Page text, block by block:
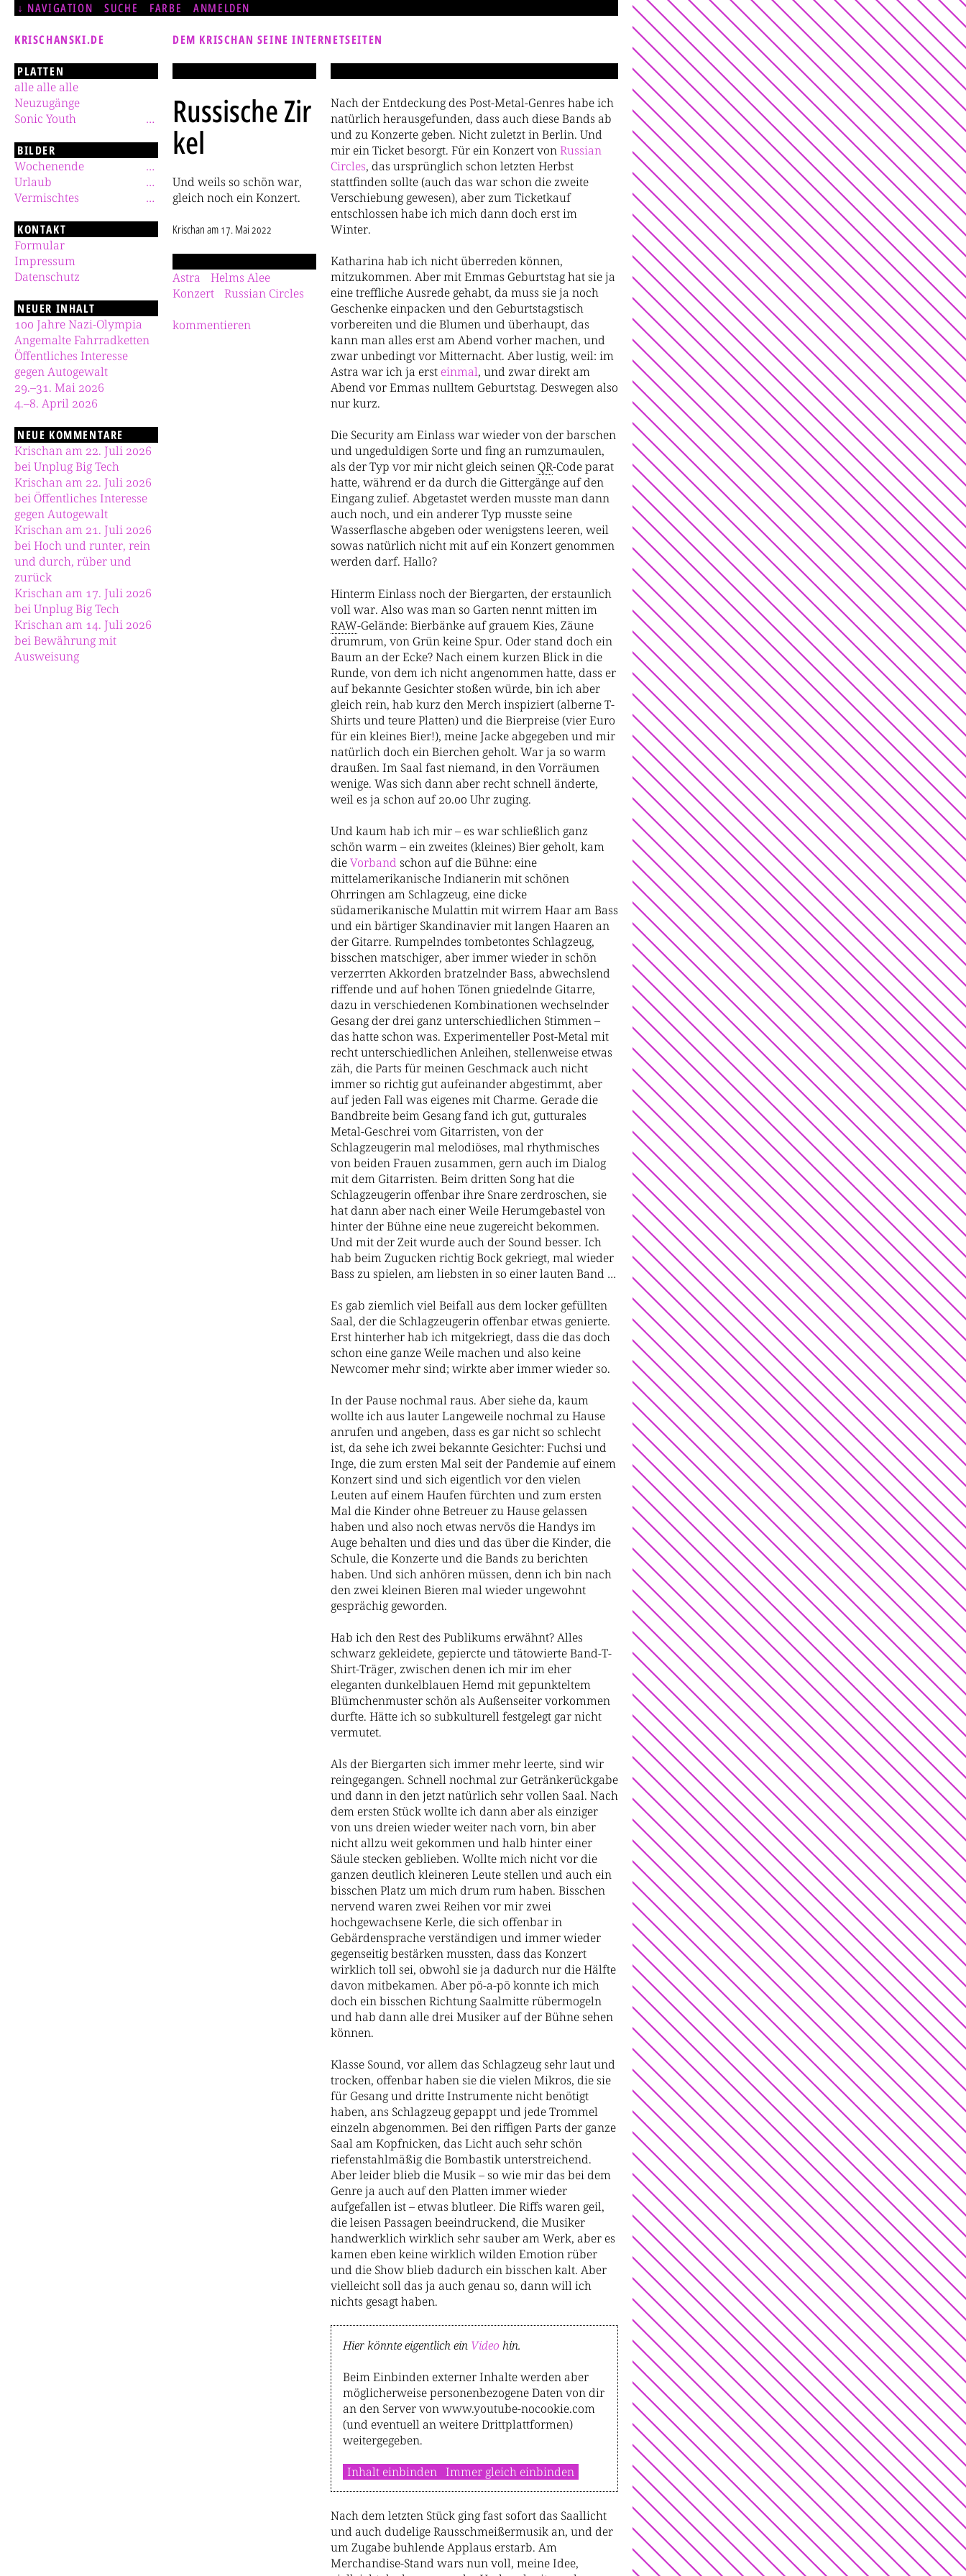
NAVIGATION SUCHE FARBE ANMELDEN
KRISCHANSKI.DE DEM KRISCHAN SEINE INTERNETSEITEN
Russische Zir
kel
Und weils so schön war,
gleich noch ein Konzert.
Krischanam17. Mai 2022
Nach der Entdeckung des Post-Metal-Genres habe ich
natürlich herausgefunden, dass auch diese Bands ab
und zu Konzerte geben. Nicht zuletzt in Berlin. Und
mir ein Ticket besorgt. Für ein Konzert vonRussian
Circles, das ursprünglich schon letzten Herbst
stattfinden sollte (auch das war schon die zweite
Verschiebung gewesen), aber zum Ticketkauf
entschlossen habe ich mich dann doch erst im
Winter.
Katharina hab ich nicht überreden können,
mitzukommen. Aber mit Emmas Geburtstag hat sie ja
eine treffliche Ausrede gehabt, da muss sie ja noch
Geschenke einpacken und den Geburtstagstisch
vorbereiten und die Blumen und überhaupt, das
kann man alles erst am Abend vorher machen, und
zwar unbedingt vor Mitternacht. Aber lustig, weil: im
Astra war ich ja erst einmal, und zwar direkt am
Abend vor Emmas nulltem Geburtstag. Deswegen also
nur kurz.
Die Security am Einlass war wieder von der barschen
und ungeduldigen Sorte und fing an rumzumaulen,
als der Typ vor mir nicht gleich seinen QR-Code parat
hatte, während er da durch die Gittergänge auf den
Eingang zulief. Abgetastet werden musste man dann
auch noch, und ein anderer Typ musste seine
Wasserflasche abgeben oder wenigstens leeren, weil
sowas natürlich nicht mit auf ein Konzert genommen
werden darf. Hallo?
Hinterm Einlass noch der Biergarten, der erstaunlich
voll war. Also was man so Garten nennt mitten im
RAW-Gelände: Bierbänke auf grauem Kies, Zäune
drumrum, von Grün keine Spur. Oder stand doch ein
Baum an der Ecke? Nach einem kurzen Blick in die
Runde, von dem ich nicht angenommen hatte, dass er
auf bekannte Gesichter stoßen würde, bin ich aber
gleich rein, hab kurz den Merch inspiziert (alberne T-
Shirts und teure Platten) und die Bierpreise (vier Euro
für ein kleines Bier!), meine Jacke abgegeben und mir
natürlich doch ein Bierchen geholt. War ja so warm
draußen. Im Saal fast niemand, in den Vorräumen
wenige. Was sich dann aber recht schnell änderte,
weil es ja schon auf 20.00 Uhr zuging.
Und kaum hab ich mir– es war schließlich ganz
schön warm– ein zweites (kleines) Bier geholt, kam
dieVorband schon auf die Bühne: eine
mittelamerikanische Indianerin mit schönen
Ohrringen am Schlagzeug, eine dicke
südamerikanische Mulattin mit wirrem Haar am Bass
und ein bärtiger Skandinavier mit langen Haaren an
der Gitarre. Rumpelndes tombetontes Schlagzeug,
bisschen matschiger, aber immer wieder in schön
verzerrten Akkorden bratzelnder Bass, abwechslend
riffende und auf hohen Tönen gniedelnde Gitarre,
dazu in verschiedenen Kombinationen wechselnder
Gesang der drei ganz unterschiedlichen Stimmen –
das hatte schon was. Experimenteller Post-Metal mit
recht unterschiedlichen Anleihen, stellenweise etwas
zäh, die Parts für meinen Geschmack auch nicht
immer so richtig gut aufeinander abgestimmt, aber
auf jeden Fall was eigenes mit Charme. Gerade die
Bandbreite beim Gesang fand ich gut, gutturales
Metal-Geschrei vom Gitarristen, von der
Schlagzeugerin mal melodiöses, mal rhythmisches
von beiden Frauen zusammen, gern auch im Dialog
mit dem Gitarristen. Beim dritten Song hat die
Schlagzeugerin offenbar ihre Snare zerdroschen, sie
hat dann aber nach einer Weile Herumgebastel von
hinter der Bühne eine neue zugereicht bekommen.
Und mit der Zeit wurde auch der Sound besser. Ich
hab beim Zugucken richtig Bock gekriegt, mal wieder
Bass zu spielen, am liebsten in so einer lauten Band …
Es gab ziemlich viel Beifall aus dem locker gefüllten
Saal, der die Schlagzeugerin offenbar etwas genierte.
Erst hinterher hab ich mitgekriegt, dass die das doch
schon eine ganze Weile machen und also keine
Newcomer mehr sind; wirkte aber immer wieder so.
In der Pause nochmal raus. Aber siehe da, kaum
wollte ich aus lauter Langeweile nochmal zu Hause
anrufen und angeben, dass es gar nicht so schlecht
ist, da sehe ich zwei bekannte Gesichter: Fuchsi und
Inge, die zum ersten Mal seit der Pandemie auf einem
Konzert sind und sich eigentlich vor den vielen
Leuten auf einem Haufen fürchten und zum ersten
Mal die Kinder ohne Betreuer zu Hause gelassen
haben und also noch etwas nervös die Handys im
Auge behalten und dies und das über die Kinder, die
Schule, die Konzerte und die Bands zu berichten
haben. Und sich anhören müssen, denn ich bin nach
den zwei kleinen Bieren mal wieder ungewohnt
gesprächig geworden.
Hab ich den Rest des Publikums erwähnt? Alles
schwarz gekleidete, gepiercte und tätowierte Band-T-
Shirt-Träger, zwischen denen ich mir im eher
eleganten dunkelblauen Hemd mit gepunkteltem
Blümchenmuster schön als Außenseiter vorkommen
durfte. Hätte ich so subkulturell festgelegt gar nicht
vermutet.
Als der Biergarten sich immer mehr leerte, sind wir
reingegangen. Schnell nochmal zur Getränkerückgabe
und dann in den jetzt natürlich sehr vollen Saal. Nach
dem ersten Stück wollte ich dann aber als einziger
von uns dreien wieder weiter nach vorn, bin aber
nicht allzu weit gekommen und halb hinter einer
Säule stecken geblieben. Wollte mich nicht vor die
ganzen deutlich kleineren Leute stellen und auch ein
bisschen Platz um mich drum rum haben. Bisschen
nervend waren zwei Reihen vor mir zwei
hochgewachsene Kerle, die sich offenbar in
Gebärdensprache verständigen und immer wieder
gegenseitig bestärken mussten, dass das Konzert
wirklich toll sei, obwohl sie ja dadurch nur die Hälfte
davon mitbekamen. Aber pö-a-pö konnte ich mich
doch ein bisschen Richtung Saalmitte rübermogeln
und hab dann alle drei Musiker auf der Bühne sehen
können.
Klasse Sound, vor allem das Schlagzeug sehr laut und
trocken, offenbar haben sie die vielen Mikros, die sie
für Gesang und dritte Instrumente nicht benötigt
haben, ans Schlagzeug gepappt und jede Trommel
einzeln abgenommen. Bei den riffigen Parts der ganze
Saal am Kopfnicken, das Licht auch sehr schön
riefenstahlmäßig die Bombastik unterstreichend.
Aber leider blieb die Musik–so wie mir das bei dem
Genre ja auch auf den Platten immer wieder
aufgefallen ist– etwas blutleer. Die Riffs waren geil,
die leisen Passagen beeindruckend, die Musiker
handwerklich wirklich sehr sauber am Werk, aber es
kamen eben keine wirklich wilden Emotion rüber
und die Show blieb dadurch ein bisschen kalt. Aber
vielleicht soll das ja auch genau so, dann will ich
nichts gesagt haben.
Hier könnte eigentlich ein Video hin.
Beim Einbinden externer Inhalte werden aber
möglicherweise personenbezogene Daten von dir
an den Server von www.youtube-nocookie.com
(und eventuell an weitere Drittplattformen)
weitergegeben.
Inhalt einbinden Immer gleich einbinden
Nach dem letzten Stück ging fast sofort das Saallicht
und auch dudelige Rausschmeißermusik an, und der
um Zugabe buhlende Applaus erstarb. Am
Merchandise-Stand wars nun voll, meine Idee,
Astra
Helms Alee
Konzert
Russian Circles
kommentieren
PLATTEN
alle alle alle
Neuzugänge
Sonic Youth
BILDER
Wochenende
Urlaub
Vermischtes
KONTAKT
Formular
Impressum
Datenschutz
NEUER INHALT
100 Jahre Nazi-Olympia
Angemalte Fahrradketten
Öffentliches Interesse
gegen Autogewalt
29.–31. Mai 2026
4.–8. April 2026
NEUE KOMMENTARE
Krischan am 22. Juli 2026
bei Unplug Big Tech
Krischan am 22. Juli 2026
bei Öffentliches Interesse
gegen Autogewalt
Krischan am 21. Juli 2026
bei Hoch und runter, rein
und durch, rüber und
zurück
Krischan am 17. Juli 2026
bei Unplug Big Tech
Krischan am 14. Juli 2026
bei Bewährung mit
Ausweisung